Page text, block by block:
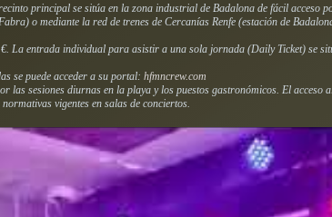
principal se sitúa en la zona industrial de Badalona de fácil acceso
o mediante la red de trenes de Cercanías Renfe (estación de
La entrada individual para asistir a una sola jornada (Daily Ticket) se
se puede acceder a su portal:hfmncrew.com
sesiones diurnas en la playa y los puestos gastronómicos. El acceso
vigentes en salas de conciertos.